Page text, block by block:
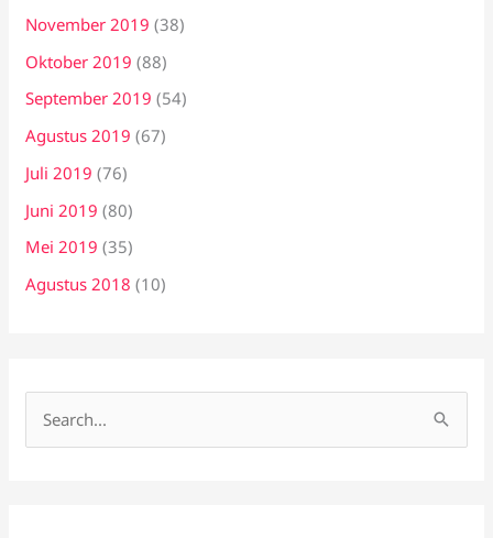
November 2019 (38)
Oktober 2019 (88)
September 2019 (54)
Agustus 2019 (67)
Juli 2019 (76)
Juni 2019 (80)
Mei 2019 (35)
Agustus 2018 (10)